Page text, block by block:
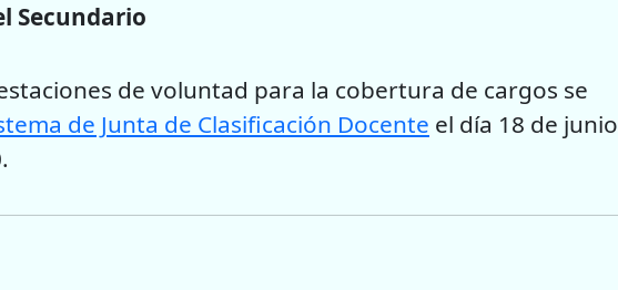
Secundario
de voluntad para la cobertura de cargos se
de Junta de Clasificación Docente el día 18 de junio